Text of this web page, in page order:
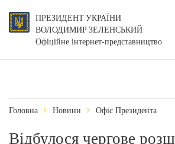
ПРЕЗИДЕНТ УКРАЇНИ
ВОЛОДИМИР ЗЕЛЕНСЬКИЙ
Офіційне інтернет-представництво
Головна Новини Офіс Президента
Відбулося чергове